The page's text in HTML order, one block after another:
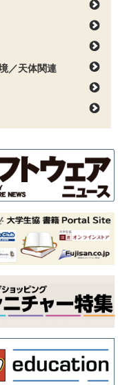
／天体関連